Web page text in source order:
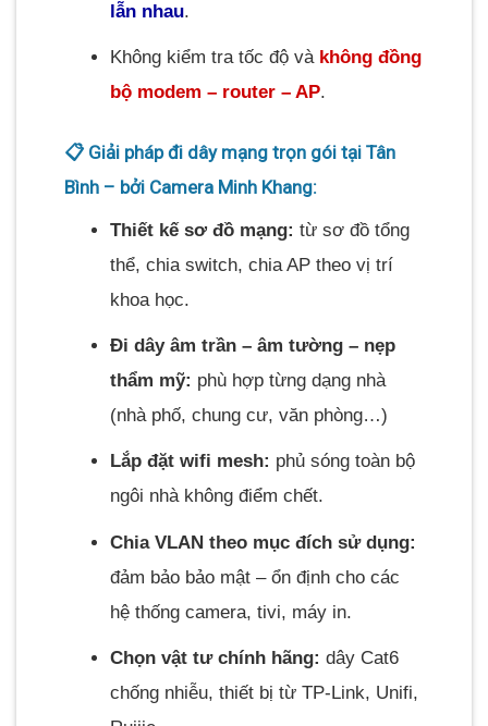
lẫn nhau.
Không kiểm tra tốc độ và không đồng
bộ modem – router – AP.
📋 Giải pháp đi dây mạng trọn gói tại Tân
Bình – bởi Camera Minh Khang:
Thiết kế sơ đồ mạng: từ sơ đồ tổng
thể, chia switch, chia AP theo vị trí
khoa học.
Đi dây âm trần – âm tường – nẹp
thẩm mỹ: phù hợp từng dạng nhà
(nhà phố, chung cư, văn phòng…)
Lắp đặt wifi mesh: phủ sóng toàn bộ
ngôi nhà không điểm chết.
Chia VLAN theo mục đích sử dụng:
đảm bảo bảo mật – ổn định cho các
hệ thống camera, tivi, máy in.
Chọn vật tư chính hãng: dây Cat6
chống nhiễu, thiết bị từ TP-Link, Unifi,